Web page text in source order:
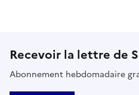
Recevoir la lettre de
Abonnement hebdomadaire